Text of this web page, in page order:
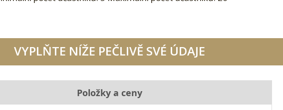
VYPLŇTE NÍŽE PEČLIVĚ SVÉ ÚDAJE
Položky a ceny